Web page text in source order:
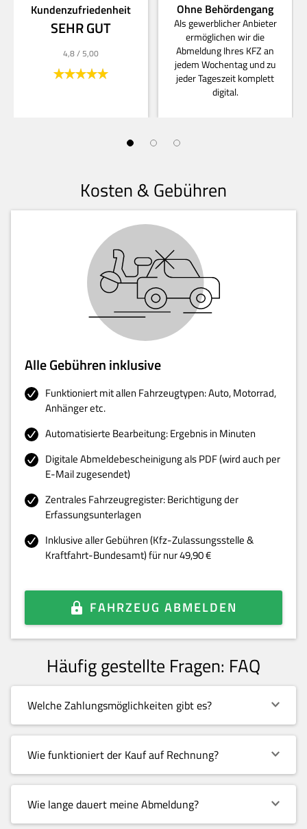
Kundenzufriedenheit
SEHR GUT
4,8/ 5,00
Ohne Behördengang
Als gewerblicher Anbieter
ermöglichen wir die
Abmeldung Ihres KFZ an
jedem Wochentag und zu
jeder Tageszeit komplett
digital.
Kosten & Gebühren
Alle Gebühren inklusive
Funktioniert mit allen Fahrzeugtypen: Auto, Motorrad,
Anhänger etc.
Automatisierte Bearbeitung: Ergebnis in Minuten
Digitale Abmeldebescheinigung als PDF (wird auch per
E-Mail zugesendet)
Zentrales Fahrzeugregister: Berichtigung der
Erfassungsunterlagen
Inklusive aller Gebühren (Kfz-Zulassungsstelle &
Kraftfahrt-Bundesamt) für nur 49,90 €
FAHRZEUG ABMELDEN
Häufig gestellte Fragen: FAQ
Welche Zahlungsmöglichkeiten gibt es?
Wie funktioniert der Kauf auf Rechnung?
Wie lange dauert meine Abmeldung?